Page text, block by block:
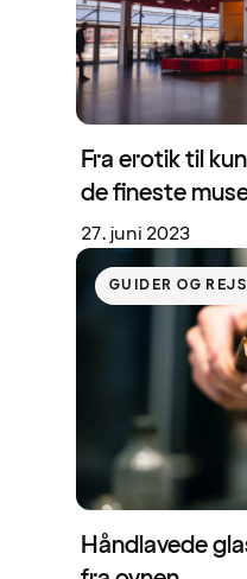
Fra erotik til
de fineste
27. juni 2023
GUIDER OG
Håndlavede